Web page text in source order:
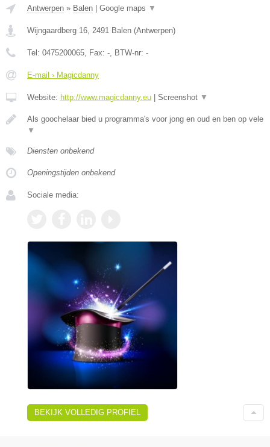
Antwerpen » Balen Google maps ▼
Wijngaardberg 16 2491 Balen (Antwerpen)
Tel: 0475200065 , Fax: - , BTW-nr: -
E-mail › Magicdanny
Website: http://www.magicdanny.eu Screenshot ▼
Als goochelaar bied u programma's voor jong en oud en ben op vele
▼
Diensten onbekend
Openingstijden onbekend
Sociale media:
BEKIJK VOLLEDIG PROFIEL